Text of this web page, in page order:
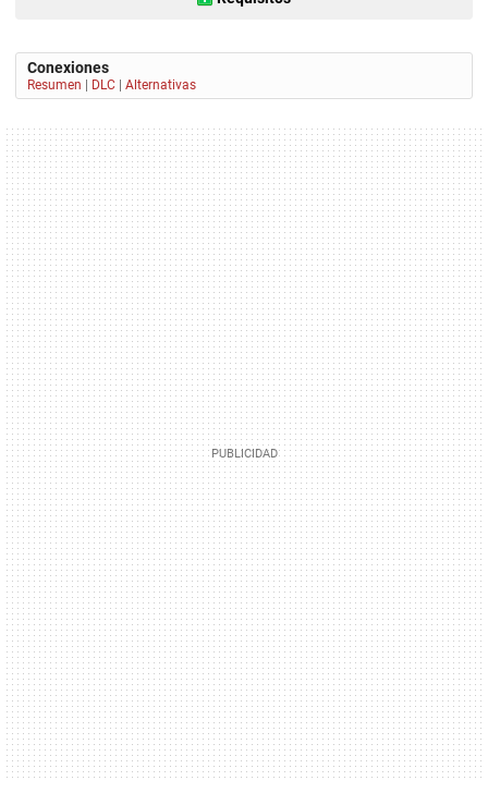
Conexiones
Resumen DLC Alternativas